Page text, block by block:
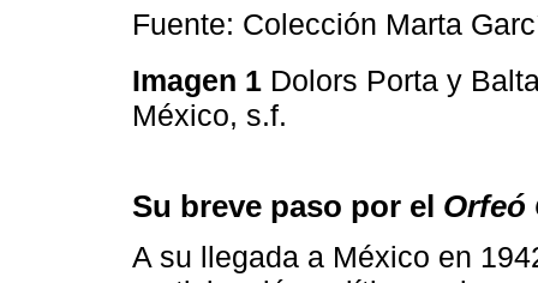
Fuente: Colección Marta
Imagen 1 Dolors Porta y
México, s.f.
Su breve paso por el Orfeó
A su llegada a México en